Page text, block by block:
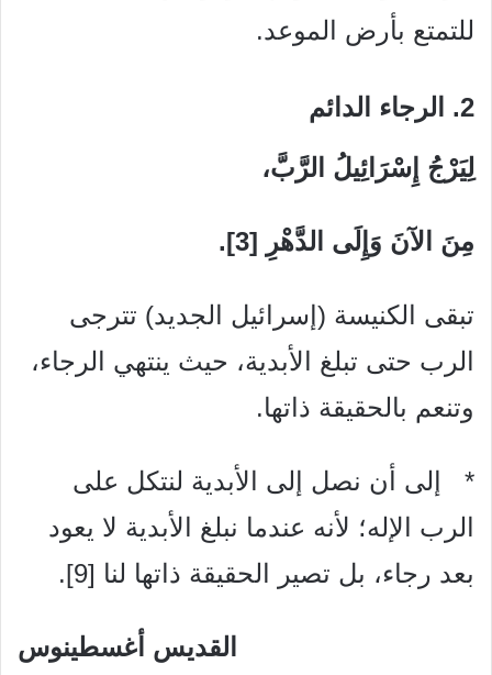
للتمتع بأرض الموعد.
2. الرجاء الدائم
لِيَرْجُ إِسْرَائِيلُ الرَّبَّ،
مِنَ الآنَ وَإِلَى الدَّهْرِ [3].
تبقى الكنيسة (إسرائيل الجديد) تترجى
الرب حتى تبلغ الأبدية، حيث ينتهي الرجاء،
وتنعم بالحقيقة ذاتها.
* إلى أن نصل إلى الأبدية لنتكل على
الرب الإله؛ لأنه عندما نبلغ الأبدية لا يعود
بعد رجاء، بل تصير الحقيقة ذاتها لنا [9].
القديس أغسطينوس